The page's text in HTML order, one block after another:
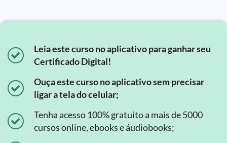
Leia este curso no aplicativo para ganhar seu
Certificado Digital!
Ouça este curso no aplicativo sem precisar
ligar a tela do celular;
Tenha acesso 100% gratuito a mais de 5000
cursos online, ebooks e áudiobooks;